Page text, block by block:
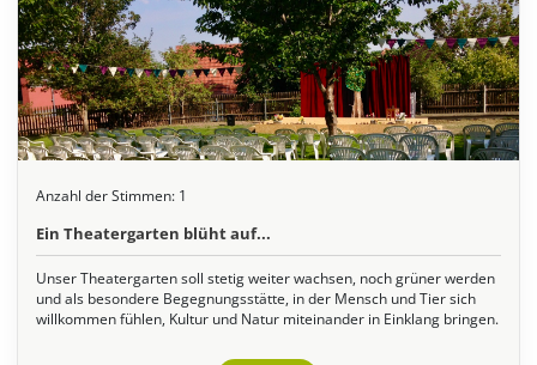
Anzahl der Stimmen: 1
Ein Theatergarten blüht auf...
Unser Theatergarten soll stetig weiter wachsen, noch grüner werden
und als besondere Begegnungsstätte, in der Mensch und Tier sich
willkommen fühlen, Kultur und Natur miteinander in Einklang bringen.